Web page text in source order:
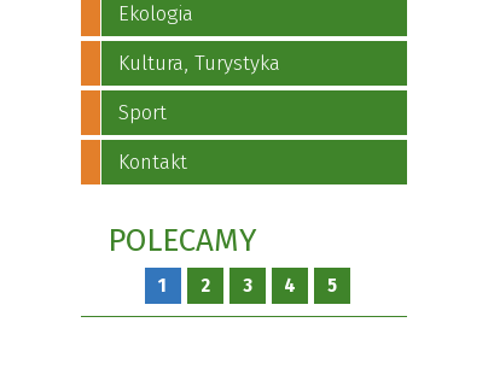
Ekologia
Kultura, Turystyka
Sport
Kontakt
POLECAMY
1 2 3 4 5